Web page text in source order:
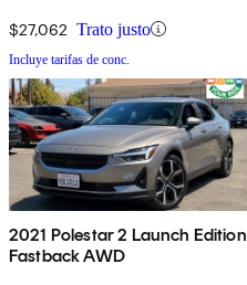
$27,062 Trato justo
Incluye tarifas de conc.
2021 Polestar 2 Launch Edition
Fastback AWD